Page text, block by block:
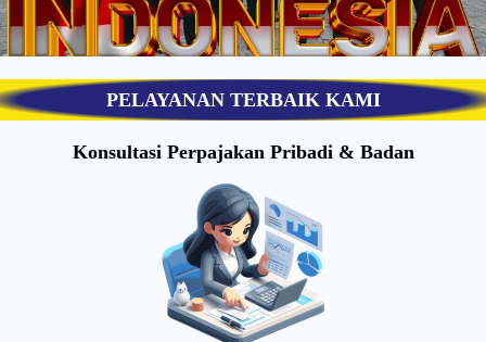
PELAYANAN TERBAIK KAMI
Konsultasi Perpajakan Pribadi & Badan